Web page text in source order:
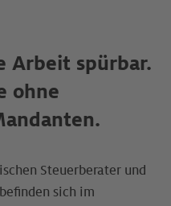
Arbeit spürbar.
ohne
Steuerberater und
sich im